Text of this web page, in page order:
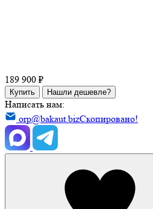
189 900 ₽
Купить Нашли дешевле?
Написать нам:
orp@bakaut.bizСкопировано!